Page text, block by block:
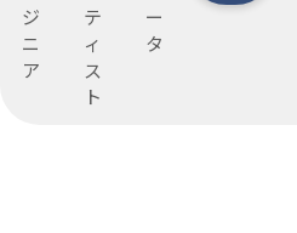
ジ
ニ
ア
テ
ィ
ス
ト
ー
タ